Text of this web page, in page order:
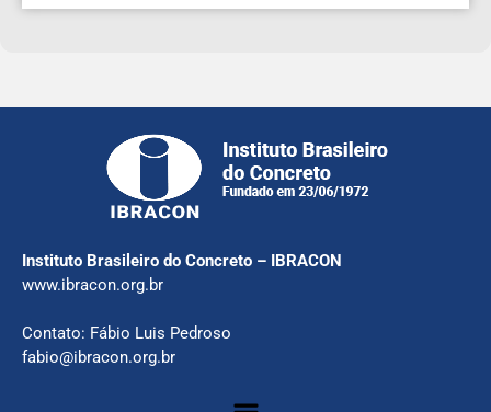
Instituto Brasileiro do Concreto – IBRACON
www.ibracon.org.br
Contato: Fábio Luis Pedroso
fabio@ibracon.org.br